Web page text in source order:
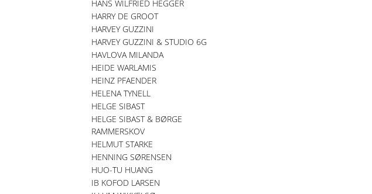
HANS WILFRIED HEGGER
HARRY DE GROOT
HARVEY GUZZINI
HARVEY GUZZINI & STUDIO 6G
HAVLOVA MILANDA
HEIDE WARLAMIS
HEINZ PFAENDER
HELENA TYNELL
HELGE SIBAST
HELGE SIBAST & BØRGE
RAMMERSKOV
HELMUT STARKE
HENNING SØRENSEN
HUO-TU HUANG
IB KOFOD LARSEN